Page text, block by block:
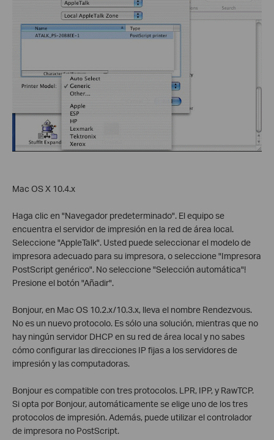
Mac OS X 10.4.x
Haga clic en "Navegador predeterminado". El equipo se
encuentra el servidor de impresión en la red de área local.
Seleccione "AppleTalk". Usted puede seleccionar el modelo de
impresora adecuado para su impresora, o seleccione "Impresora
PostScript genérico". No seleccione "Selección automática"!
Presione el botón "Añadir".
Bonjour, en Mac OS 10.2.x/10.3.x, lleva el nombre Rendezvous.
No es un nuevo protocolo. Es sólo una solución, mientras que no
hay ningún servidor DHCP en su red de área local y no sabes
cómo configurar las direcciones IP fijas a los servidores de
impresión y las computadoras.
Bonjour es compatible con tres protocolos. LPR, IPP, y RawTCP.
Si opta por Bonjour, automáticamente se elige uno de los tres
protocolos de impresión. Además, puede utilizar el controlador
de impresora no PostScript.